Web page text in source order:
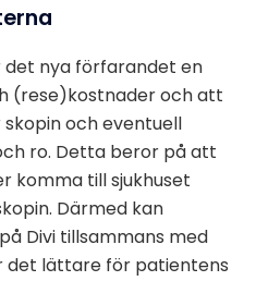
nya förfarandet en
(rese)kostnader och att
och eventuell
ro. Detta beror på att
komma till sjukhuset
Därmed kan
Divi tillsammans med
det lättare för patientens